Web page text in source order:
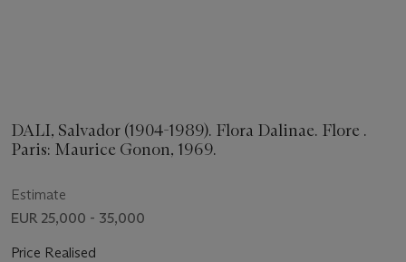
DALI, Salvador (1904-1989). Flora Dalinae. Flore .
Paris: Maurice Gonon, 1969.
Estimate
EUR 25,000 - 35,000
Price Realised